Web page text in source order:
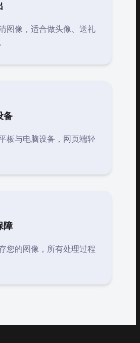
图像，适合做头像、送礼
备
板与电脑设备，网页端轻
障
您的图像，所有处理过程